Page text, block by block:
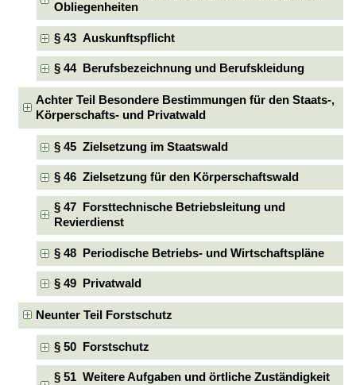
Obliegenheiten
§ 43 Auskunftspflicht
§ 44 Berufsbezeichnung und Berufskleidung
Achter Teil Besondere Bestimmungen für den Staats-,
Körperschafts- und Privatwald
§ 45 Zielsetzung im Staatswald
§ 46 Zielsetzung für den Körperschaftswald
§ 47 Forsttechnische Betriebsleitung und
Revierdienst
§ 48 Periodische Betriebs- und Wirtschaftspläne
§ 49 Privatwald
Neunter Teil Forstschutz
§ 50 Forstschutz
§ 51 Weitere Aufgaben und örtliche Zuständigkeit